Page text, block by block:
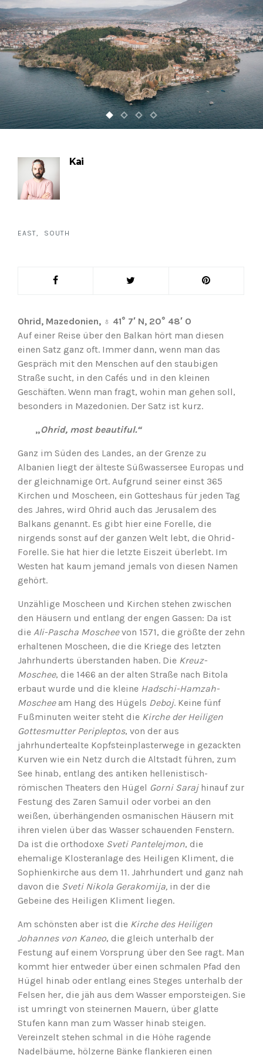
Kai
EAST SOUTH
Ohrid, Mazedonien, ♁ 41° 7′ N, 20° 48′ O
Auf einer Reise über den Balkan hört man diesen
einen Satz ganz oft. Immer dann, wenn man das
Gespräch mit den Menschen auf den staubigen
Straße sucht, in den Cafés und in den kleinen
Geschäften. Wenn man fragt, wohin man gehen soll,
besonders in Mazedonien. Der Satz ist kurz.
„Ohrid, most beautiful.“
Ganz im Süden des Landes, an der Grenze zu
Albanien liegt der älteste Süßwassersee Europas und
der gleichnamige Ort. Aufgrund seiner einst 365
Kirchen und Moscheen, ein Gotteshaus für jeden Tag
des Jahres, wird Ohrid auch das Jerusalem des
Balkans genannt. Es gibt hier eine Forelle, die
nirgends sonst auf der ganzen Welt lebt, die Ohrid-
Forelle. Sie hat hier die letzte Eiszeit überlebt. Im
Westen hat kaum jemand jemals von diesen Namen
gehört.
Unzählige Moscheen und Kirchen stehen zwischen
den Häusern und entlang der engen Gassen: Da ist
die Ali-Pascha Moscheevon 1571, die größte der zehn
erhaltenen Moscheen, die die Kriege des letzten
Jahrhunderts überstanden haben. Die Kreuz-
Moschee, die 1466 an der alten Straße nach Bitola
erbaut wurde und die kleine Hadschi-Hamzah-
Moscheeam Hang des Hügels Deboj. Keine fünf
Fußminuten weiter steht die Kirche der Heiligen
Gottesmutter Peripleptos, von der aus
jahrhundertealte Kopfsteinplasterwege in gezackten
Kurven wie ein Netz durch die Altstadt führen, zum
See hinab, entlang des antiken hellenistisch-
römischen Theaters den Hügel Gorni Sarajhinauf zur
Festung des Zaren Samuil oder vorbei an den
weißen, überhängenden osmanischen Häusern mit
ihren vielen über das Wasser schauenden Fenstern.
Da ist die orthodoxe Sveti Pantelejmon, die
ehemalige Klosteranlage des Heiligen Kliment, die
Sophienkirche aus dem 11. Jahrhundert und ganz nah
davon die Sveti Nikola Gerakomija, in der die
Gebeine des Heiligen Kliment liegen.
Am schönsten aber ist die Kirche des Heiligen
Johannes von Kaneo, die gleich unterhalb der
Festung auf einem Vorsprung über den See ragt. Man
kommt hier entweder über einen schmalen Pfad den
Hügel hinab oder entlang eines Steges unterhalb der
Felsen her, die jäh aus dem Wasser emporsteigen. Sie
ist umringt von steinernen Mauern, über glatte
Stufen kann man zum Wasser hinab steigen.
Vereinzelt stehen schmal in die Höhe ragende
Nadelbäume, hölzerne Bänke flankieren einen